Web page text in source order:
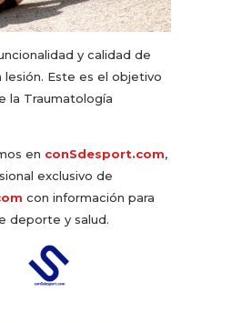
y calidad de
lesión. Este es el objetivo
la Traumatología
en conSdesport.com,
exclusivo de
con información para
deporte y salud.